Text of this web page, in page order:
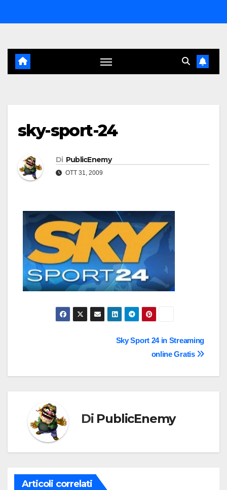
al
sky-sport-24
Di PublicEnemy
OTT 31, 2009
NavigazioneSky Sport 24 in Streaming
online Gratis
Di PublicEnemy
Articoli correlati